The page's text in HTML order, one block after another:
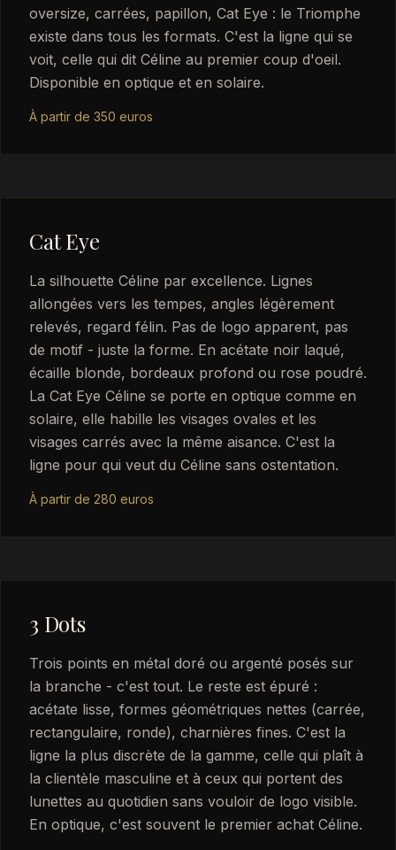
oversize, carrées, papillon, Cat Eye : le Triomphe
existe dans tous les formats. C'est la ligne qui se
voit, celle qui dit Céline au premier coup d'oeil.
Disponible en optique et en solaire.
À partir de 350 euros
Cat Eye
La silhouette Céline par excellence. Lignes
allongées vers les tempes, angles légèrement
relevés, regard félin. Pas de logo apparent, pas
de motif - juste la forme. En acétate noir laqué,
écaille blonde, bordeaux profond ou rose poudré.
La Cat Eye Céline se porte en optique comme en
solaire, elle habille les visages ovales et les
visages carrés avec la même aisance. C'est la
ligne pour qui veut du Céline sans ostentation.
À partir de 280 euros
3 Dots
Trois points en métal doré ou argenté posés sur
la branche - c'est tout. Le reste est épuré :
acétate lisse, formes géométriques nettes (carrée,
rectangulaire, ronde), charnières fines. C'est la
ligne la plus discrète de la gamme, celle qui plaît à
la clientèle masculine et à ceux qui portent des
lunettes au quotidien sans vouloir de logo visible.
En optique, c'est souvent le premier achat Céline.